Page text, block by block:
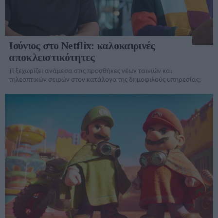
Ιούνιος στο Netflix: καλοκαιρινές
αποκλειστικότητες
Τί ξεχωρίζει ανάμεσα στις προσθήκες νέων ταινιών και
τηλεοπτικών σειρών στον κατάλογo της δημοφιλούς υπηρεσίας;